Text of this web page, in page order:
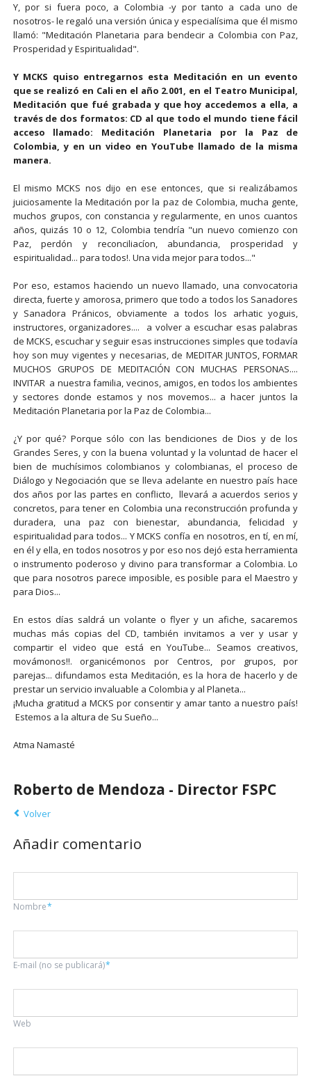
Y, por si fuera poco, a Colombia -y por tanto a cada uno de
nosotros- le regaló una versión única y especialísima que él mismo
llamó: "Meditación Planetaria para bendecir a Colombia con Paz,
Prosperidad y Espiritualidad".
Y MCKS quiso entregarnos esta Meditación en un evento
que se realizó en Cali en el año 2.001, en el Teatro Municipal,
Meditación que fué grabada y que hoy accedemos a ella, a
través de dos formatos: CD al que todo el mundo tiene fácil
acceso llamado: Meditación Planetaria por la Paz de
Colombia, y en un video en YouTube llamado de la misma
manera.
El mismo MCKS nos dijo en ese entonces, que si realizábamos
juiciosamente la Meditación por la paz de Colombia, mucha gente,
muchos grupos, con constancia y regularmente, en unos cuantos
años, quizás 10 o 12, Colombia tendría "un nuevo comienzo con
Paz, perdón y reconciliacíon, abundancia, prosperidad y
espiritualidad... para todos!. Una vida mejor para todos..."
Por eso, estamos haciendo un nuevo llamado, una convocatoria
directa, fuerte y amorosa, primero que todo a todos los Sanadores
y Sanadora Pránicos, obviamente a todos los arhatic yoguis,
instructores, organizadores.... a volver a escuchar esas palabras
de MCKS, escuchar y seguir esas instrucciones simples que todavía
hoy son muy vigentes y necesarias, de MEDITAR JUNTOS, FORMAR
MUCHOS GRUPOS DE MEDITACIÓN CON MUCHAS PERSONAS....
INVITAR a nuestra familia, vecinos, amigos, en todos los ambientes
y sectores donde estamos y nos movemos... a hacer juntos la
Meditación Planetaria por la Paz de Colombia...
¿Y por qué? Porque sólo con las bendiciones de Dios y de los
Grandes Seres, y con la buena voluntad y la voluntad de hacer el
bien de muchísimos colombianos y colombianas, el proceso de
Diálogo y Negociación que se lleva adelante en nuestro país hace
dos años por las partes en conflicto, llevará a acuerdos serios y
concretos, para tener en Colombia una reconstrucción profunda y
duradera, una paz con bienestar, abundancia, felicidad y
espiritualidad para todos... Y MCKS confía en nosotros, en tí, en mí,
en él y ella, en todos nosotros y por eso nos dejó esta herramienta
o instrumento poderoso y divino para transformar a Colombia. Lo
que para nosotros parece imposible, es posible para el Maestro y
para Dios...
En estos días saldrá un volante o flyer y un afiche, sacaremos
muchas más copias del CD, también invitamos a ver y usar y
compartir el video que está en YouTube... Seamos creativos,
movámonos!!. organicémonos por Centros, por grupos, por
parejas... difundamos esta Meditación, es la hora de hacerlo y de
prestar un servicio invaluable a Colombia y al Planeta...
¡Mucha gratitud a MCKS por consentir y amar tanto a nuestro país!
Estemos a la altura de Su Sueño...
Atma Namasté
Roberto de Mendoza - Director FSPC
Volver
Añadir comentario
Campo
Nombre*
Campo
E-mail (no se publicará)*
Web